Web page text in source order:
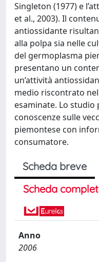
Singleton (1977) e
et al., 2003). Il
antiossidante
alla polpa sia nelle
del germoplasma
presentano un
un’attività
medio riscontrato
esaminate. Lo
conoscenze sulle
piemontese con
consumatore.
Scheda breve
Scheda
Anno
2006